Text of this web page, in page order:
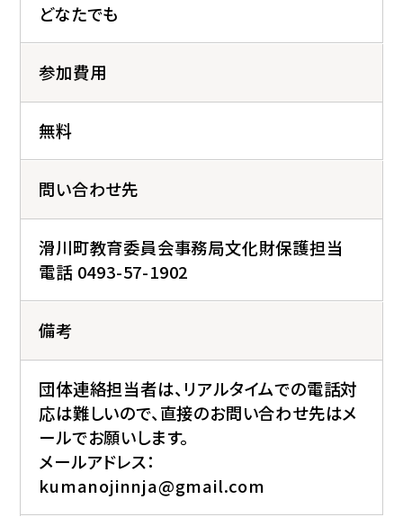
どなたでも
参加費用
無料
問い合わせ先
滑川町教育委員会事務局文化財保護担当
電話 0493-57-1902
備考
団体連絡担当者は、リアルタイムでの電話対
応は難しいので、直接のお問い合わせ先はメ
ールでお願いします。
メールアドレス：
kumanojinnja@gmail.com